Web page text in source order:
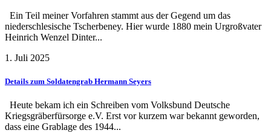
Ein Teil meiner Vorfahren stammt aus der Gegend um das
niederschlesische Tscherbeney. Hier wurde 1880 mein Urgroßvater
Heinrich Wenzel Dinter...
1. Juli 2025
Details zum Soldatengrab Hermann Seyers
Heute bekam ich ein Schreiben vom Volksbund Deutsche
Kriegsgräberfürsorge e.V. Erst vor kurzem war bekannt geworden,
dass eine Grablage des 1944...